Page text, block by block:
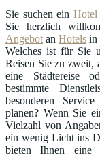
Sie suchen ein Hotel
Sie herzlich
Angebot anHotels in
Welches ist für Sie
Reisen Sie zu zweit,
eine Städtereise
bestimmte
besonderen
planen? Wenn Sie
Vielzahl von
ein wenig Licht ins
bieten Ihnen eine